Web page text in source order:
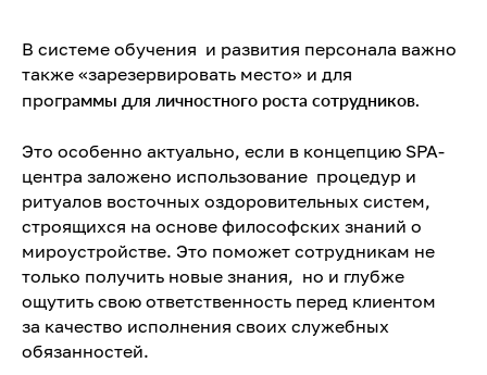
В системе обучения и развития персонала важно
также «зарезервировать место» и для
программы для личностного роста сотрудников.
Это особенно актуально, если в концепцию SPA-
центра заложено использование процедур и
ритуалов восточных оздоровительных систем,
строящихся на основе философских знаний о
мироустройстве. Это поможет сотрудникам не
только получить новые знания, но и глубже
ощутить свою ответственность перед клиентом
за качество исполнения своих служебных
обязанностей.